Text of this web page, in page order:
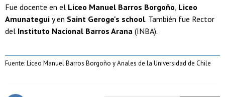
Fue docente en el Liceo Manuel Barros Borgoño, Liceo
Amunategui y en Saint Geroge's school. También fue Rector
del Instituto Nacional Barros Arana (INBA).
Fuente: Liceo Manuel Barros Borgoño y Anales de la Universidad de Chile